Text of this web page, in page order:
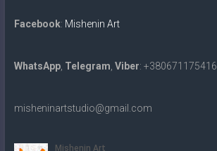
Facebook: Mishenin Art
WhatsApp, Telegram Viber: +380671175416
misheninartstudio@gmail.com